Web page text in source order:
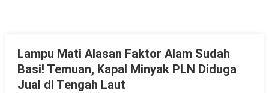
Lampu Mati Alasan Faktor Alam Sudah
Basi! Temuan, Kapal Minyak PLN Diduga
Jual di Tengah Laut